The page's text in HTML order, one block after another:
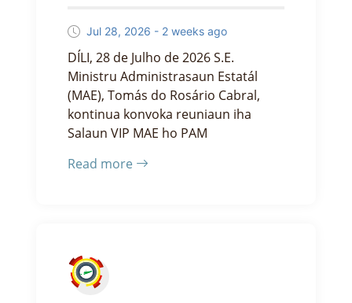
Jul 28, 2026 - 2 weeks ago
DÍLI, 28 de Julho de 2026 S.E.
Ministru Administrasaun Estatál
(MAE), Tomás do Rosário Cabral,
kontinua konvoka reuniaun iha
Salaun VIP MAE ho PAM
Read more